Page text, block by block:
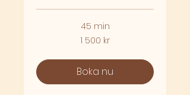
45 min
1 500 kr
Boka nu